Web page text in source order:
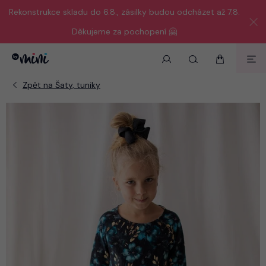
Rekonstrukce skladu do 6.8., zásilky budou odcházet až 7.8.
Děkujeme za pochopení 🤗